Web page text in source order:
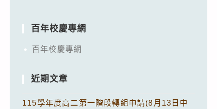
百年校慶專網
百年校慶專網
近期文章
115學年度高二第一階段轉組申請(8月13日中